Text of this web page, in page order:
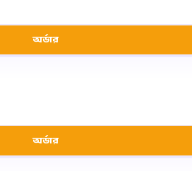
অর্ডার
অর্ডার